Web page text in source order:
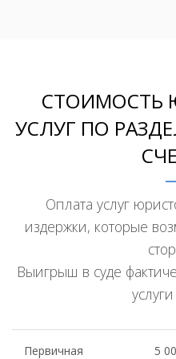
СТОИМОСТЬ
УСЛУГ ПО
Оплата услуг
издержки, которые
Выигрыш в суде
Первичная
5